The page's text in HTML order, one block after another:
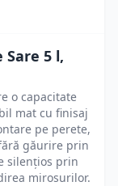
5 l,
o capacitate
mat cu finisaj
pe perete,
găurire prin
silențios prin
mirosurilor.